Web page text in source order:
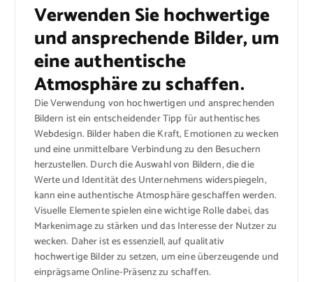
Verwenden Sie hochwertige
und ansprechende Bilder, um
eine authentische
Atmosphäre zu schaffen.
Die Verwendung von hochwertigen und ansprechenden
Bildern ist ein entscheidender Tipp für authentisches
Webdesign. Bilder haben die Kraft, Emotionen zu wecken
und eine unmittelbare Verbindung zu den Besuchern
herzustellen. Durch die Auswahl von Bildern, die die
Werte und Identität des Unternehmens widerspiegeln,
kann eine authentische Atmosphäre geschaffen werden.
Visuelle Elemente spielen eine wichtige Rolle dabei, das
Markenimage zu stärken und das Interesse der Nutzer zu
wecken. Daher ist es essenziell, auf qualitativ
hochwertige Bilder zu setzen, um eine überzeugende und
einprägsame Online-Präsenz zu schaffen.